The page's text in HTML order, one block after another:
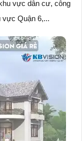
vực dân cư, công
vực Quận 6,...